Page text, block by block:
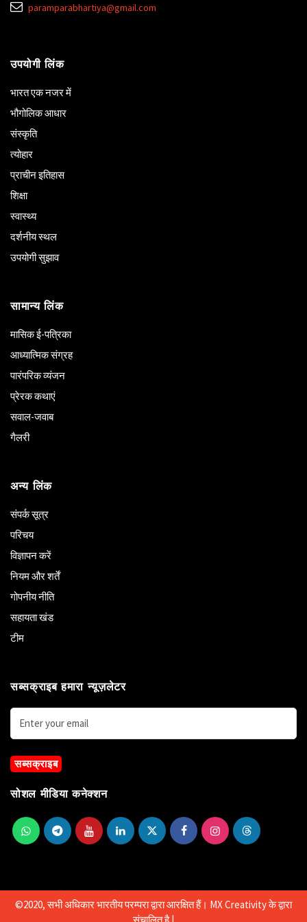
paramparabhartiya@gmail.com
उपयोगी लिंक
भारत एक नजर में
भौगोलिक आधार
संस्कृति
त्योहार
प्राचीन इतिहास
शिक्षा
स्वास्थ्य
दर्शनीय स्थल
उपयोगी सुझाव
सामान्य लिंक
मासिक ई-पत्रिका
आध्यात्मिक संग्रह
पारंपरिक व्यंजन
प्रेरक कथाएं
सवाल-जवाब
गैलरी
अन्य लिंक
संपर्क सूत्र
परिचय
विज्ञापन करें
नियम और शर्तें
गोपनीय नीति
सहायता खंड
टीम
सब्सक्राइब हमारा न्यूज़लेटर
सब्सक्राइब
सोशल मीडिया कनेक्शन
©2020, सभी अधिकार भारतीय परम्परा द्वारा आरक्षित हैं। MX Creativityके द्वारा